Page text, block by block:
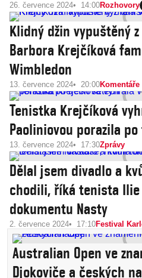
26. července 2024 14:00Rozhovory
Klidný džin vypuštěný
Barbora Krejčíková
Wimbledon
13. července 2024 20:00Komentáře
Tenistka Krejčíková
Paoliniovou porazila
13. července 2024 17:30Zprávy
Dělal jsem divadlo a
chodili, říká tenista Ilie
dokumentu Nasty
2. července 2024 17:10Festival
Australian Open ve
Djokoviče a českých